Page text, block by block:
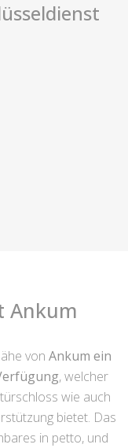
Ankum
von Ankum ein
, welcher
wie auch
bietet. Das
in petto, und